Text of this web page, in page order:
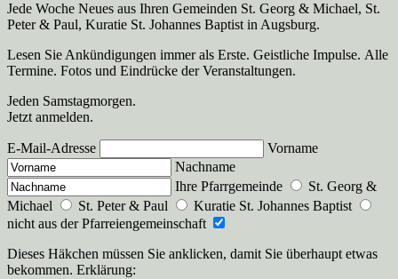
Jede Woche Neues aus Ihren Gemeinden St. Georg & Michael, St.
Peter & Paul, Kuratie St. Johannes Baptist in Augsburg.
Lesen Sie Ankündigungen immer als Erste. Geistliche Impulse. Alle
Termine. Fotos und Eindrücke der Veranstaltungen.
Jeden Samstagmorgen.
Jetzt anmelden.
E-Mail-Adresse
Vorname
Nachname
Ihre Pfarrgemeinde
St. Georg &
Michael
St. Peter & Paul
Kuratie St. Johannes Baptist
nicht aus der Pfarreiengemeinschaft
Dieses Häkchen müssen Sie anklicken, damit Sie überhaupt etwas
bekommen. Erklärung: